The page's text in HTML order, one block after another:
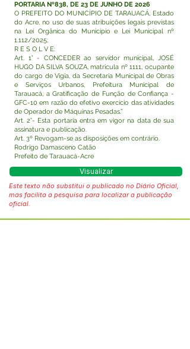
PORTARIA Nº838, DE 23 DE JUNHO DE 2026
O PREFEITO DO MUNICÍPIO DE TARAUACÁ, Estado
do Acre, no uso de suas atribuições legais previstas
na Lei Orgânica do Município e Lei Municipal nº
1.112/2025;
R E S O L V E:
Art. 1° - CONCEDER ao servidor municipal, JOSÉ
HUGO DA SILVA SOUZA, matricula nº 1111, ocupante
do cargo de Vigia, da Secretaria Municipal de Obras
e Serviços Urbanos, Prefeitura Municipal de
Tarauacá, a Gratificação de Função de Confiança -
GFC-10 em razão do efetivo exercício das atividades
de Operador de Máquinas Pesadas.”
Art. 2°- Esta portaria entra em vigor na data de sua
assinatura e publicação.
Art. 3º Revogam-se as disposições em contrário.
Rodrigo Damasceno Catão
Prefeito de Tarauacá-Acre
Visualizar
Este texto não substitui o publicado no Diário Oficial,
mas facilita a pesquisa para localizar a publicação
oficial.